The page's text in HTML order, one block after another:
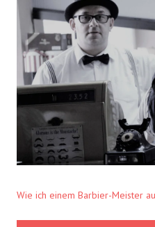
Wie ich einem Barbier-Meister